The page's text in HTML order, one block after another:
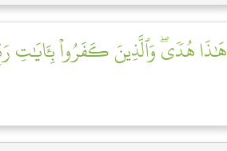
هَٰذَا هُدٗىۖ وَٱلَّذِينَ كَفَرُواْ بِـَٔايَٰتِ